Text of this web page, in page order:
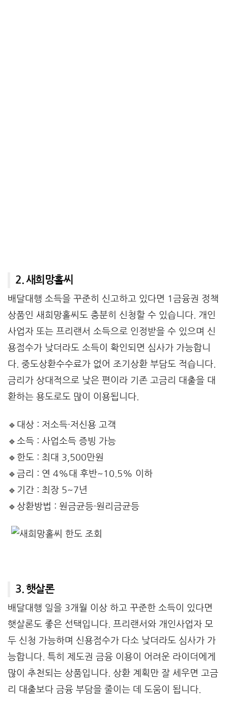
2. 새희망홀씨
배달대행 소득을 꾸준히 신고하고 있다면 1금융권 정책
상품인 새희망홀씨도 충분히 신청할 수 있습니다. 개인
사업자 또는 프리랜서 소득으로 인정받을 수 있으며 신
용점수가 낮더라도 소득이 확인되면 심사가 가능합니
다. 중도상환수수료가 없어 조기상환 부담도 적습니다.
금리가 상대적으로 낮은 편이라 기존 고금리 대출을 대
환하는 용도로도 많이 이용됩니다.
🔹대상 : 저소득·저신용 고객
🔹소득 : 사업소득 증빙 가능
🔹한도 : 최대 3,500만원
🔹금리 : 연 4%대 후반~10.5% 이하
🔹기간 : 최장 5~7년
🔹상환방법 : 원금균등·원리금균등
3. 햇살론
배달대행 일을 3개월 이상 하고 꾸준한 소득이 있다면
햇살론도 좋은 선택입니다. 프리랜서와 개인사업자 모
두 신청 가능하며 신용점수가 다소 낮더라도 심사가 가
능합니다. 특히 제도권 금융 이용이 어려운 라이더에게
많이 추천되는 상품입니다. 상환 계획만 잘 세우면 고금
리 대출보다 금융 부담을 줄이는 데 도움이 됩니다.